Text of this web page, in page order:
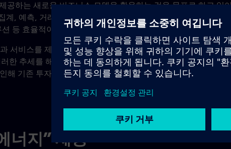
공하는 새로운 비즈니스 모델을 활용하는 것을 목표로 하고 있
계, 예측, 거래 같은 영역에서 신규 고객을 충족시켜야 해요.기술
등 효율적이고 저렴한 소규모 발전 솔루션의 증가가 이러한 변
서비스를 제공하고 에너지 효율, 그리드 요금 절감, 자율성, 탄
한 추세를 해결하고 있어요.새로운 기회도 고객을 날로 증가하
해 기존 투자 구조와는 다른 새로운 비즈니스 모델이 만들어졌어
너지” 제공